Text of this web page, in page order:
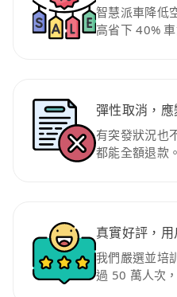
智慧派車降低
高省下 40%
彈性取消，
有突發狀況也
都能全額退款。
真實好評，
我們嚴選並培
過 50 萬人次